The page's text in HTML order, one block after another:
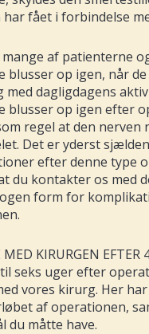
fået i forbindelse
af patienterne
blusser op igen, når
med dagligdagens
blusser op igen efter
regel at den nerven
Det er yderst
efter denne type
du kontakter os med
form for
KIRURGEN EFTER
seks uger efter
vores kirurg. Her
af operationen,
du måtte have.